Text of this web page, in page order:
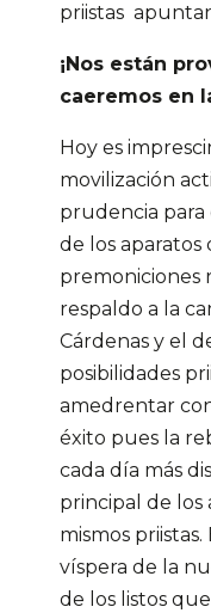
priistas
¡Nos están
caeremos en
Hoy es
movilización
prudencia para
de los aparatos
premoniciones
respaldo a la
Cárdenas y el
posibilidades
amedrentar
éxito pues la
cada día más
principal de los
mismos
víspera de la
de los listos